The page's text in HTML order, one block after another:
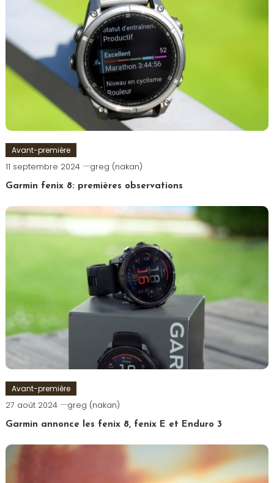
Avant-première
11 septembre 2024 greg (nakan)
Garmin fenix 8: premières observations
Avant-première
27 août 2024 greg (nakan)
Garmin annonce les fenix 8, fenix E et Enduro 3